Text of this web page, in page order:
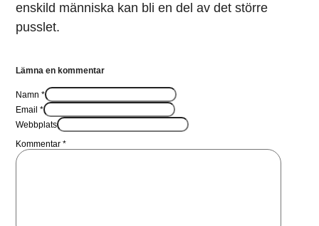
enskild människa kan bli en del av det större
pusslet.
Lämna en kommentar
Namn *
Email *
Webbplats
Kommentar *